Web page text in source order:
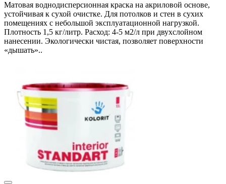
Матовая воднодисперсионная краска на акриловой основе,
устойчивая к сухой очистке. Для потолков и стен в сухих
помещениях с небольшой эксплуатационной нагрузкой.
Плотность 1,5 кг/литр. Расход: 4-5 м2/л при двухслойном
нанесении. Экологически чистая, позволяет поверхности
«дышать»..